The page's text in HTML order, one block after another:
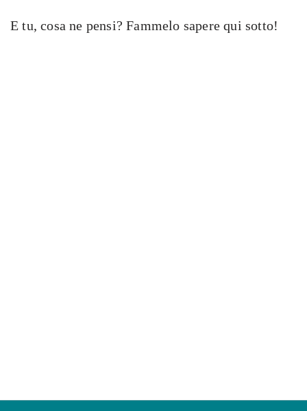
E tu, cosa ne pensi? Fammelo sapere qui sotto!